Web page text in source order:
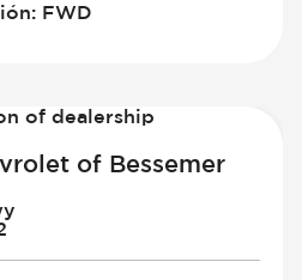
: FWD
of Bessemer